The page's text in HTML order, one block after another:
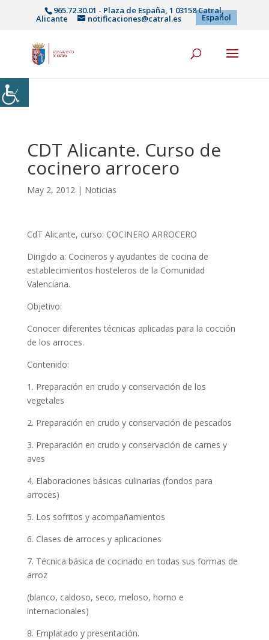
965.72.30.01 - Plaza de España, 1 03158 Catral,
Alicante notificaciones@catral.es Español
CDT Alicante. Curso de
cocinero arrocero
May 2, 2012| Noticias
CdT Alicante, curso: COCINERO ARROCERO
Dirigido a: Cocineros y ayudantes de cocina de
establecimientos hosteleros de la Comunidad
Valenciana.
Objetivo:
Conocer diferentes técnicas aplicadas para la cocción
de los arroces.
Contenido:
1. Preparación en crudo y conservación de los
vegetales
2. Preparación en crudo y conservación de pescados
3. Preparación en crudo y conservación de carnes y
aves
4. Elaboraciones básicas culinarias (fondos para
arroces)
5. Los sofritos y acompañamientos
6. Clases de arroces y aplicaciones
7. Técnica básica de cocinado en todas sus formas de
arroz
(blanco, caldoso, seco, meloso, horno e
internacionales)
8. Emplatado y presentación.